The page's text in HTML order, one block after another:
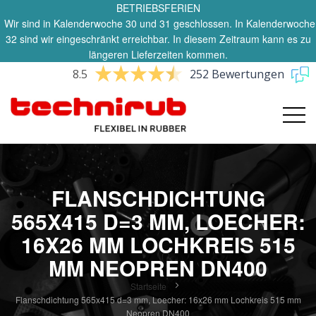
BETRIEBSFERIEN
Wir sind in Kalenderwoche 30 und 31 geschlossen. In Kalenderwoche
32 sind wir eingeschränkt erreichbar. In diesem Zeitraum kann es zu
längeren Lieferzeiten kommen.
8.5 252 Bewertungen
FLANSCHDICHTUNG
565X415 D=3 MM, LOECHER:
16X26 MM LOCHKREIS 515
MM NEOPREN DN400
Startseite
Flanschdichtung 565x415 d=3 mm, Loecher: 16x26 mm Lochkreis 515 mm
Neopren DN400